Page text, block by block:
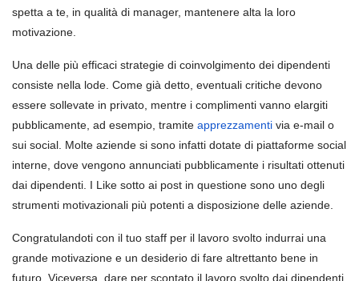
spetta a te, in qualità di manager, mantenere alta la loro
motivazione.
Una delle più efficaci strategie di coinvolgimento dei dipendenti
consiste nella lode. Come già detto, eventuali critiche devono
essere sollevate in privato, mentre i complimenti vanno elargiti
pubblicamente, ad esempio, tramite apprezzamenti via e-mail o
sui social. Molte aziende si sono infatti dotate di piattaforme social
interne, dove vengono annunciati pubblicamente i risultati ottenuti
dai dipendenti. I Like sotto ai post in questione sono uno degli
strumenti motivazionali più potenti a disposizione delle aziende.
Congratulandoti con il tuo staff per il lavoro svolto indurrai una
grande motivazione e un desiderio di fare altrettanto bene in
futuro. Viceversa, dare per scontato il lavoro svolto dai dipendenti,